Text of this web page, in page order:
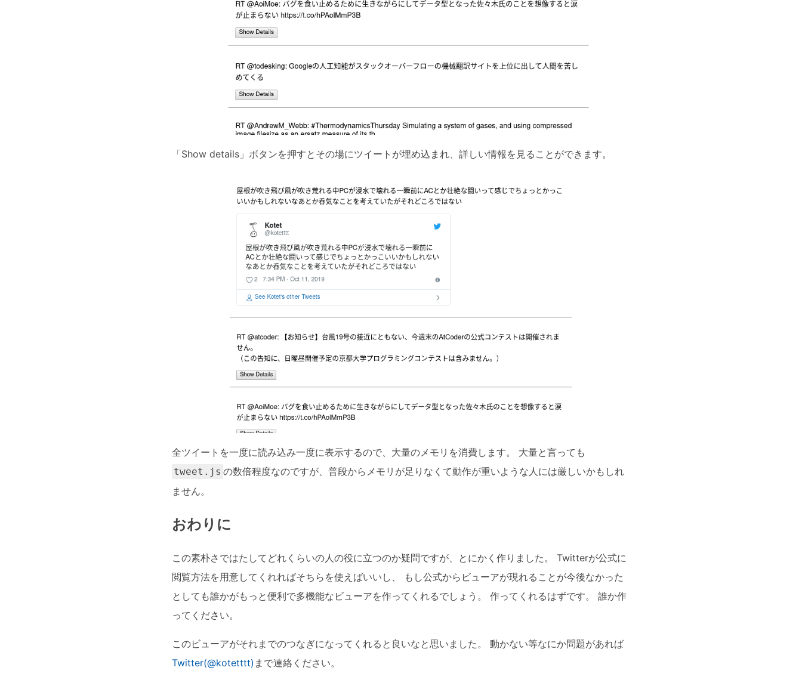
「Show details」ボタンを押すとその場にツイートが埋め込まれ、詳しい情報を見ることができます。
全ツイートを一度に読み込み一度に表示するので、大量のメモリを消費します。 大量と言っても
tweet.js の数倍程度なのですが、普段からメモリが足りなくて動作が重いような人には厳しいかもしれ
ません。
おわりに
この素朴さではたしてどれくらいの人の役に立つのか疑問ですが、とにかく作りました。 Twitterが公式に
閲覧方法を用意してくれればそちらを使えばいいし、 もし公式からビューアが現れることが今後なかった
としても誰かがもっと便利で多機能なビューアを作ってくれるでしょう。 作ってくれるはずです。 誰か作
ってください。
このビューアがそれまでのつなぎになってくれると良いなと思いました。 動かない等なにか問題があれば
Twitter(@kotetttt) まで連絡ください。